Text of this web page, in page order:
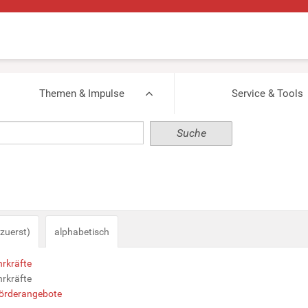
Themen & Impulse Service & Tools
alphabetisch